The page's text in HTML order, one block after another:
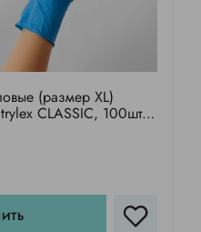
(размер XL)
CLASSIC, 100шт/